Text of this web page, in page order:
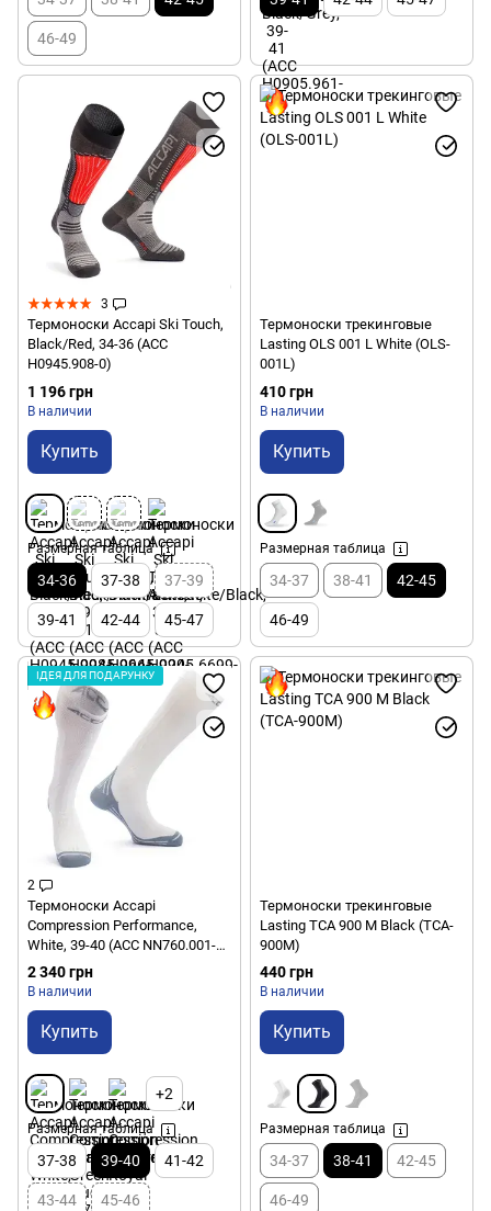
46-49
3
Термоноски Accapi Ski Touch,
Black/Red, 34-36 (ACC
H0945.908-0)
1 196 грн
В наличии
Купить
Размерная таблица
34-36 37-38 37-39
39-41 42-44 45-47
Термоноски трекинговые
Lasting OLS 001 L White (OLS-
001L)
410 грн
В наличии
Купить
Размерная таблица
34-37 38-41 42-45
46-49
ІДЕЯ ДЛЯ ПОДАРУНКУ
2
Термоноски Accapi
Compression Performance,
White, 39-40 (ACC NN760.001-
39)
2 340 грн
В наличии
Купить
+2
Размерная таблица
37-38 39-40 41-42
43-44 45-46
Термоноски трекинговые
Lasting TCA 900 M Black (TCA-
900M)
440 грн
В наличии
Купить
Размерная таблица
34-37 38-41 42-45
46-49